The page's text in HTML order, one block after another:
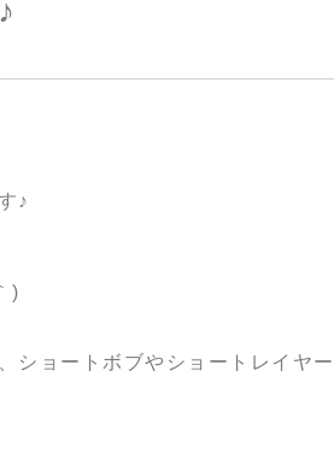
♪
)
ショートボブやショートレイヤー